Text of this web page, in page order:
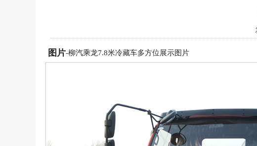
图片-柳汽乘龙7.8米冷藏车多方位展示图片